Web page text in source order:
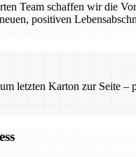
Team schaffen wir die
positiven
letzten Karton zur Seite –